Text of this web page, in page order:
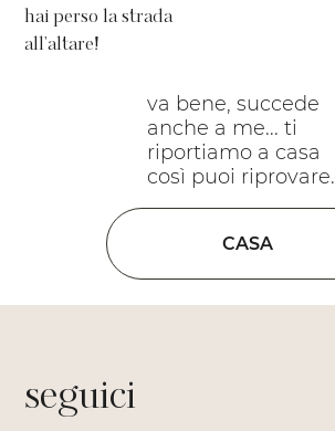
CASA
hai perso la strada
all'altare!
va bene, succede
anche a me... ti
riportiamo a casa
così puoi riprovare.
seguici